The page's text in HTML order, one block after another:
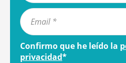
Confirmo que he leído la
privacidad*